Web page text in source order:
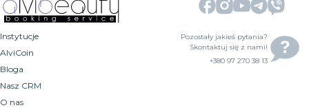
Instytucje
AlviCoin
Bloga
Nasz CRM
O nas
Pozostały jakieś pytania?
Skontaktuj się z nami!
+380 97 270 38 13